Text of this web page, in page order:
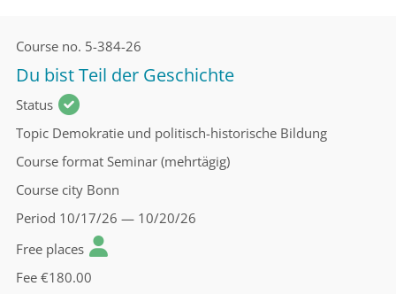
Course no. 5-384-26
Du bist Teil der Geschichte
Status
Topic Demokratie und politisch-historische Bildung
Course format Seminar (mehrtägig)
Course city Bonn
Period 10/17/26 — 10/20/26
Free places
Fee €180.00